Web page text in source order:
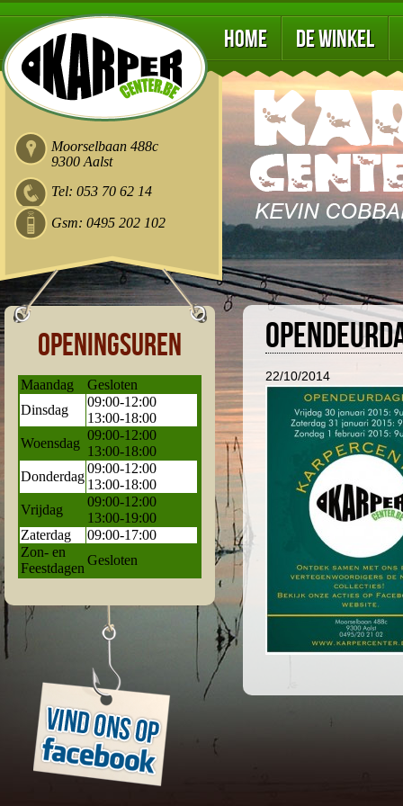
Home De winkel
Moorselbaan 488c
9300 Aalst
Tel: 053 70 62 14
Gsm: 0495 202 102
Openingsuren
Maandag
Gesloten
Dinsdag
09:00-12:00
13:00-18:00
Woensdag
09:00-12:00
13:00-18:00
Donderdag
09:00-12:00
13:00-18:00
Vrijdag
09:00-12:00
13:00-19:00
Zaterdag
09:00-17:00
Zon- en
Feestdagen
Gesloten
22/10/2014